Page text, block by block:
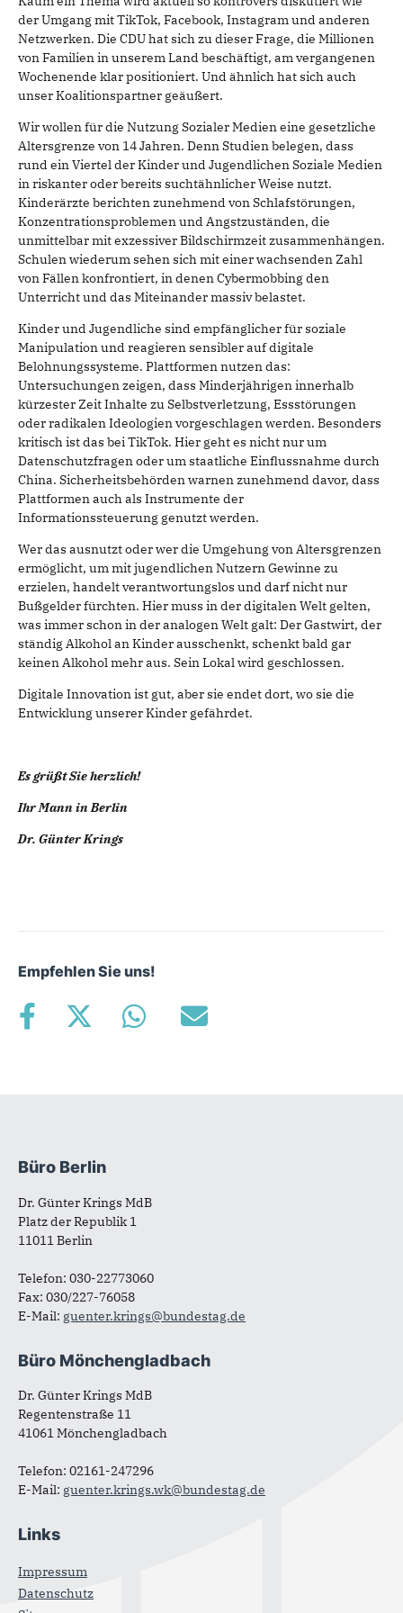
der Umgang mit TikTok, Facebook, Instagram und anderen
Netzwerken. Die CDU hat sich zu dieser Frage, die Millionen
von Familien in unserem Land beschäftigt, am vergangenen
Wochenende klar positioniert. Und ähnlich hat sich auch
unser Koalitionspartner geäußert.
Wir wollen für die Nutzung Sozialer Medien eine gesetzliche
Altersgrenze von 14 Jahren. Denn Studien belegen, dass
rund ein Viertel der Kinder und Jugendlichen Soziale Medien
in riskanter oder bereits suchtähnlicher Weise nutzt.
Kinderärzte berichten zunehmend von Schlafstörungen,
Konzentrationsproblemen und Angstzuständen, die
unmittelbar mit exzessiver Bildschirmzeit zusammenhängen.
Schulen wiederum sehen sich mit einer wachsenden Zahl
von Fällen konfrontiert, in denen Cybermobbing den
Unterricht und das Miteinander massiv belastet.
Kinder und Jugendliche sind empfänglicher für soziale
Manipulation und reagieren sensibler auf digitale
Belohnungssysteme. Plattformen nutzen das:
Untersuchungen zeigen, dass Minderjährigen innerhalb
kürzester Zeit Inhalte zu Selbstverletzung, Essstörungen
oder radikalen Ideologien vorgeschlagen werden. Besonders
kritisch ist das bei TikTok. Hier geht es nicht nur um
Datenschutzfragen oder um staatliche Einflussnahme durch
China. Sicherheitsbehörden warnen zunehmend davor, dass
Plattformen auch als Instrumente der
Informationssteuerung genutzt werden.
Wer das ausnutzt oder wer die Umgehung von Altersgrenzen
ermöglicht, um mit jugendlichen Nutzern Gewinne zu
erzielen, handelt verantwortungslos und darf nicht nur
Bußgelder fürchten. Hier muss in der digitalen Welt gelten,
was immer schon in der analogen Welt galt: Der Gastwirt, der
ständig Alkohol an Kinder ausschenkt, schenkt bald gar
keinen Alkohol mehr aus. Sein Lokal wird geschlossen.
Digitale Innovation ist gut, aber sie endet dort, wo sie die
Entwicklung unserer Kinder gefährdet.
Es grüßt Sie herzlich!
Ihr Mann in Berlin
Dr. Günter Krings
Empfehlen Sie uns!
Fußbereich
Büro Berlin
Dr. Günter Krings MdB
Platz der Republik 1
11011 Berlin
Telefon: 030-22773060
Fax: 030/227-76058
E-Mail: guenter.krings@bundestag.de
Büro Mönchengladbach
Dr. Günter Krings MdB
Regentenstraße 11
41061 Mönchengladbach
Telefon: 02161-247296
E-Mail: guenter.krings.wk@bundestag.de
Links
Impressum
Datenschutz